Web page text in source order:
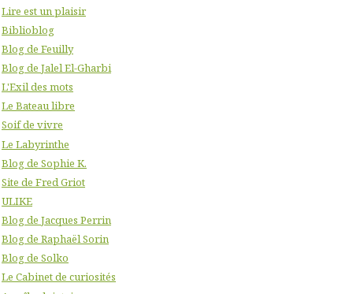
Lire est un plaisir
Biblioblog
Blog de Feuilly
Blog de Jalel El-Gharbi
L'Exil des mots
Le Bateau libre
Soif de vivre
Le Labyrinthe
Blog de Sophie K.
Site de Fred Griot
ULIKE
Blog de Jacques Perrin
Blog de Raphaël Sorin
Blog de Solko
Le Cabinet de curiosités